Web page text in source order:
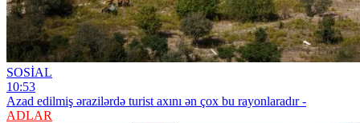
SOSİAL
10:53
Azad edilmiş ərazilərdə turist axını ən çox bu rayonlaradır -
ADLAR